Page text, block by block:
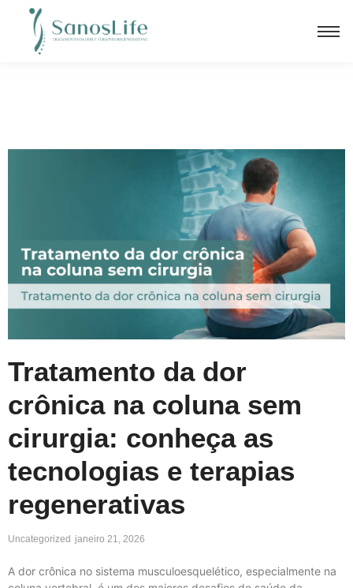
Tratamento da dor
crônica na coluna sem
cirurgia: conheça as
tecnologias e terapias
regenerativas
Uncategorized janeiro 21, 2026
A dor crônica no sistema musculoesquelético, especialmente na